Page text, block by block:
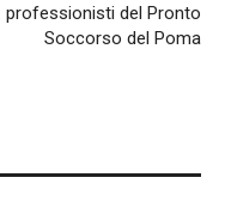
professionisti del Pronto
Soccorso del Poma